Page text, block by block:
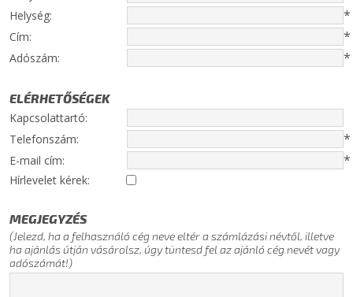
Helység: *
Cím: *
Adószám: *
ELÉRHETŐSÉGEK
Kapcsolattartó:
Telefonszám:
*
E-mail cím: *
Hírlevelet kérek:
MEGJEGYZÉS
(Jelezd, ha a felhasználó cég neve eltér a számlázási névtől, illetve
ha ajánlás útján vásárolsz, úgy tüntesd fel az ajánló cég nevét vagy
adószámát!)